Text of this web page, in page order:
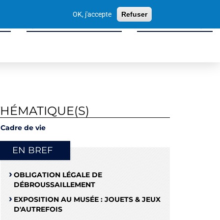
OK, j'accepte Refuser
Sport, Culture & Loisirs Tissu Économique
Cadre de vie
EN BREF
OBLIGATION LÉGALE DE
DÉBROUSSAILLEMENT
EXPOSITION AU MUSÉE : JOUETS & JEUX
D'AUTREFOIS